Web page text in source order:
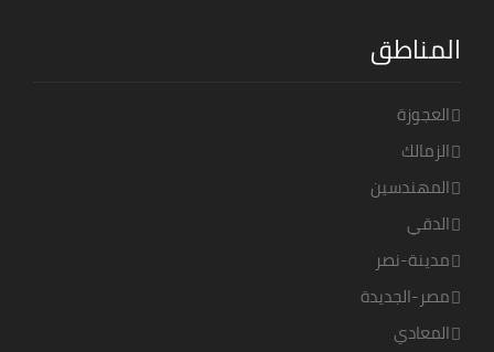
المناطق
العجوزة
الزمالك
المهندسين
الدقي
مدينة-نصر
مصر-الجديدة
المعادي